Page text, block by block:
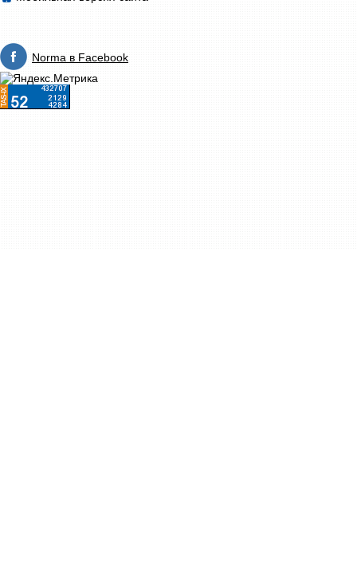
Norma в Facebook